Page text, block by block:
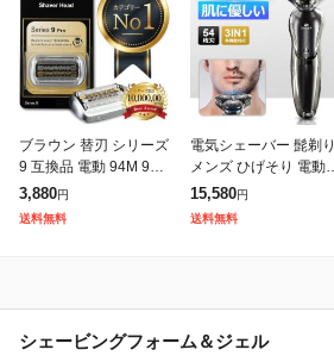
ブラウン 替刃 シリーズ
9 互換品 電動 94M 90B
92B 92S 92B BRAUN
網刃 替え刃 電気シェー
3,880円
送料無料
電気シェーバー 髭剃り
メンズ ひげそり 電動ひ
げそり 回転式 LCD電池
残量表示 IPX6防水 type
15,580円
送料無料
シェービングフォーム＆ジェル